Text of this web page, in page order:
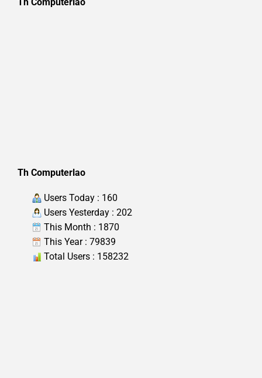
Th Computerlao
Users Today : 160
Users Yesterday : 202
This Month : 1870
This Year : 79839
Total Users : 158232